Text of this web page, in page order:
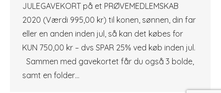
JULEGAVEKORT på et PRØVEMEDLEMSKAB
2020 (Værdi 995,00 kr) til konen, sønnen, din far
eller en anden inden jul, så kan det købes for
KUN 750,00 kr – dvs SPAR 25% ved køb inden jul.
Sammen med gavekortet får du også 3 bolde,
samt en folder…